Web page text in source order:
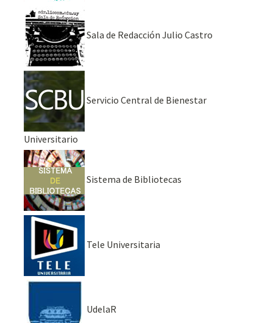
Sala de Redacción Julio Castro
Servicio Central de Bienestar
Universitario
Sistema de Bibliotecas
Tele Universitaria
UdelaR